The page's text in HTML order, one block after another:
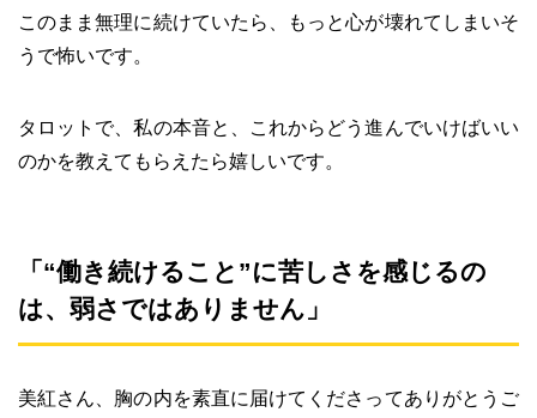
このまま無理に続けていたら、もっと心が壊れてしまいそ
うで怖いです。
タロットで、私の本音と、これからどう進んでいけばいい
のかを教えてもらえたら嬉しいです。
「“働き続けること”に苦しさを感じるの
は、弱さではありません」
美紅さん、胸の内を素直に届けてくださってありがとうご